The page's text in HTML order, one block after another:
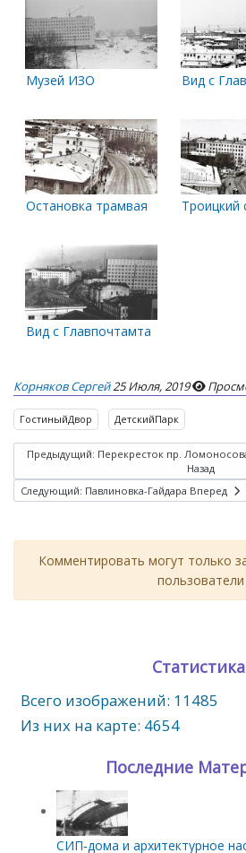
Музей ИЗО Вид с
Остановка трамвая Троицкий
Вид с Главпочтамта на
Корняков Сергей25 Июля, 2019
ГостиныйДвор ДетскийПарк
Предыдущий: Перекресток пр. Ломоносова
Назад
Следующий: Павлиновка-Гайдара Вперед
Комментировать могут только
пользователи
Всего изображений: 11485
Из них на карте: 4654
Последние
СИП‑дома и архитектурное